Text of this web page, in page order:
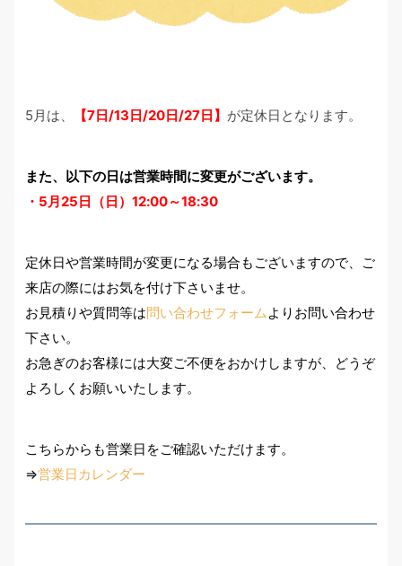
5月は、 【7日/13日/20日/27日】 が定休日となります。
また、以下の日は営業時間に変更がございます。
・5月25日（日）12:00～18:30
定休日や営業時間が変更になる場合もございますので、ご
来店の際にはお気を付け下さいませ。
お見積りや質問等は問い合わせフォームよりお問い合わせ
下さい。
お急ぎのお客様には大変ご不便をおかけしますが、どうぞ
よろしくお願いいたします。
こちらからも営業日をご確認いただけます。
⇒営業日カレンダー